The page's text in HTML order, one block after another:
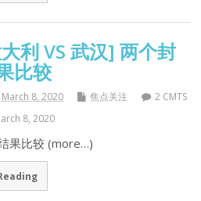
利 VS 武汉] 两个封
比较
March 8, 2020 焦点关注
2 CMTS
8, 2020
果比较 (more…)